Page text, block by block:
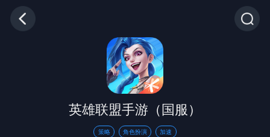
英雄联盟手游（国服）
策略 角色扮演 加速